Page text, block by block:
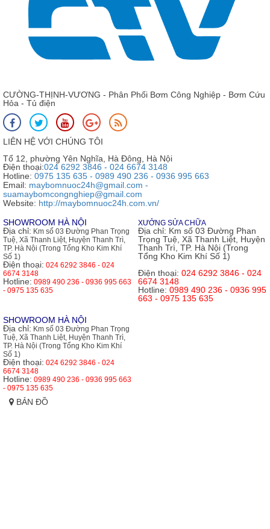
CƯỜNG-THỊNH-VƯƠNG - Phân Phối Bơm Công Nghiệp - Bơm Cứu
Hỏa - Tủ điện
LIÊN HỆ VỚI CHÚNG TÔI
Tổ 12, phường Yên Nghĩa, Hà Đông, Hà Nội
Điện thoại:024 6292 3846 - 024 6674 3148
Hotline: 0975 135 635 - 0989 490 236 - 0936 995 663
Email: maybomnuoc24h@gmail.com -
suamaybomcongnghiep@gmail.com
Website: http://maybomnuoc24h.com.vn/
SHOWROOM HÀ NỘI
Địa chỉ: Km số 03 Đường Phan Trọng
Tuệ, Xã Thanh Liệt, Huyện Thanh Trì,
TP. Hà Nội (Trong Tổng Kho Kim Khí
Số 1)
Điện thoại: 024 6292 3846 - 024
6674 3148
Hotline: 0989 490 236 - 0936 995 663
- 0975 135 635
XƯỞNG SỬA CHỮA
Địa chỉ: Km số 03 Đường Phan
Trọng Tuệ, Xã Thanh Liệt, Huyện
Thanh Trì, TP. Hà Nội (Trong
Tổng Kho Kim Khí Số 1)
Điện thoại: 024 6292 3846 - 024
6674 3148
Hotline: 0989 490 236 - 0936 995
663 - 0975 135 635
SHOWROOM HÀ NỘI
Địa chỉ: Km số 03 Đường Phan Trọng
Tuệ, Xã Thanh Liệt, Huyện Thanh Trì,
TP. Hà Nội (Trong Tổng Kho Kim Khí
Số 1)
Điện thoại: 024 6292 3846 - 024
6674 3148
Hotline: 0989 490 236 - 0936 995 663
- 0975 135 635
BẢN ĐỒ